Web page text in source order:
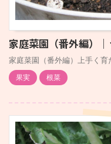
家庭菜園（番外編）
家庭菜園（番外編）上手く育
果実 根菜